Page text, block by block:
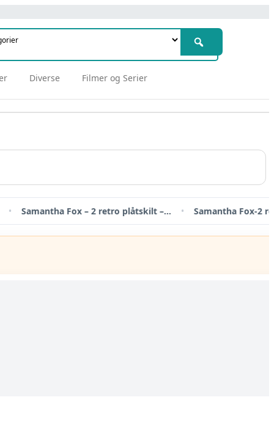
Diverse Filmer og Serier
Fox – 2 retro plåtskilt –… • Samantha Fox-2 retro